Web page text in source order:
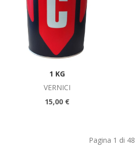
1 KG
VERNICI
15,00 €
Pagina 1 di 48